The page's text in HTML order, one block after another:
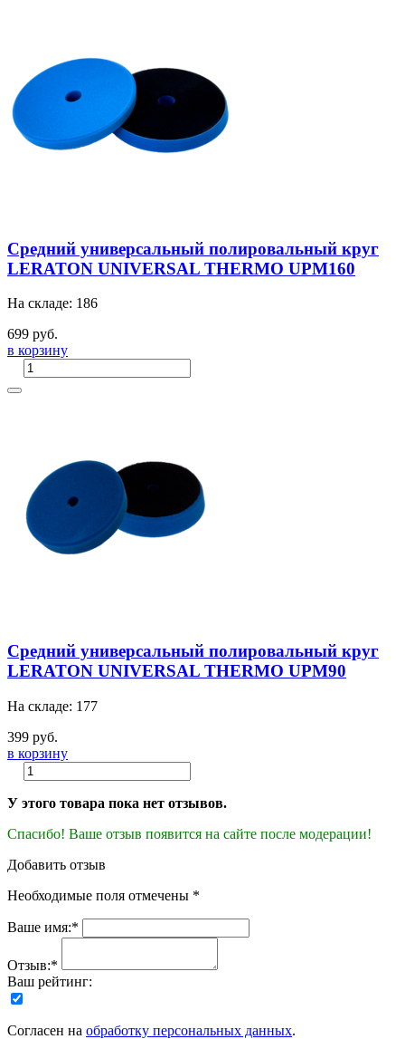
Средний универсальный полировальный круг
LERATON UNIVERSAL THERMO UPM160
На складе: 186
699 руб.
в корзину
Средний универсальный полировальный круг
LERATON UNIVERSAL THERMO UPM90
На складе: 177
399 руб.
в корзину
У этого товара пока нет отзывов.
Спасибо! Ваше отзыв появится на сайте после модерации!
Добавить отзыв
Необходимые поля отмечены *
Ваше имя:*
Отзыв:*
Ваш рейтинг:
Согласен на обработку персональных данных.